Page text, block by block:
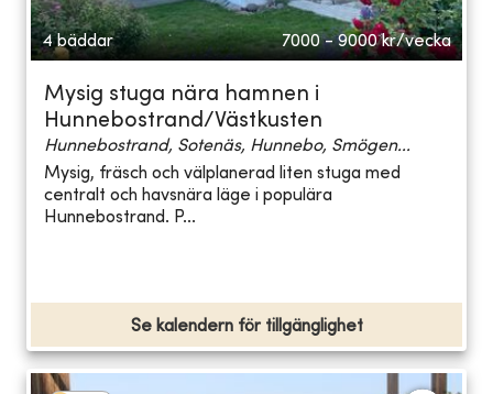
4 bäddar 7000 - 9000 kr/vecka
Mysig stuga nära hamnen i
Hunnebostrand/Västkusten
Hunnebostrand, Sotenäs, Hunnebo, Smögen...
Mysig, fräsch och välplanerad liten stuga med
centralt och havsnära läge i populära
Hunnebostrand. P...
Se kalendern för tillgänglighet